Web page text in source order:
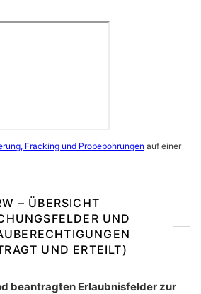
Fracking und Probebohrungen auf einer
– ÜBERSICHT
UND
UND ERTEILT)
beantragten Erlaubnisfelder zur